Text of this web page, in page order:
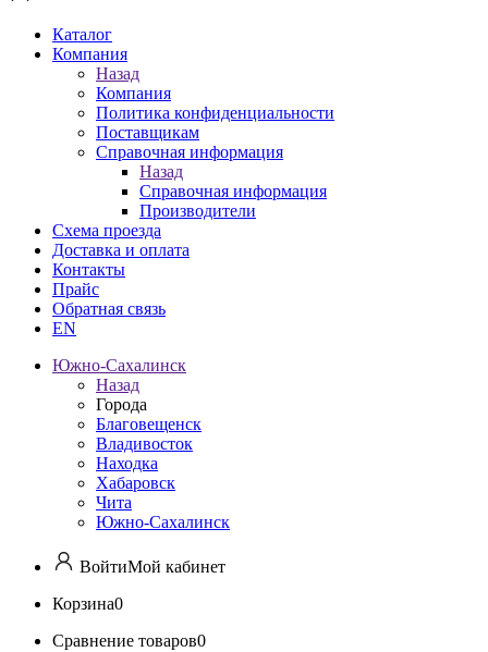
Каталог
Компания
Назад
Компания
Политика конфиденциальности
Поставщикам
Справочная информация
Назад
Справочная информация
Производители
Схема проезда
Доставка и оплата
Контакты
Прайс
Обратная связь
EN
Южно-Сахалинск
Назад
Города
Благовещенск
Владивосток
Находка
Хабаровск
Чита
Южно-Сахалинск
ВойтиМой кабинет
Корзина0
Сравнение товаров0